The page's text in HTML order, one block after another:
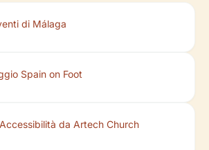
di Málaga
Spain on Foot
da Artech Church